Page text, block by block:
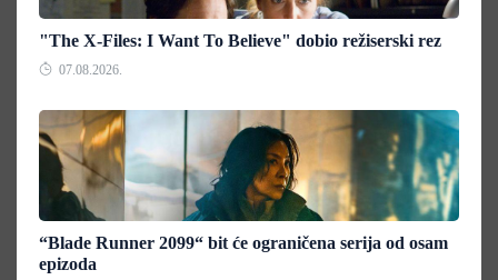
"The X-Files: I Want To Believe" dobio režiserski rez
07.08.2026.
“Blade Runner 2099“ bit će ograničena serija od osam
epizoda